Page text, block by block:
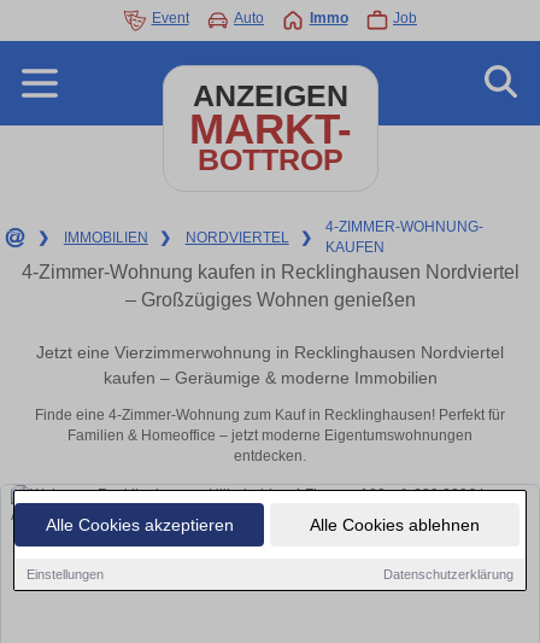
Alle Cookies akzeptieren Alle Cookies ablehnen
Einstellungen Datenschutzerklärung
Event Auto Immo Job
ANZEIGEN
MARKT-
BOTTROP
❯ IMMOBILIEN ❯ NORDVIERTEL ❯
4-ZIMMER-WOHNUNG-
KAUFEN
4-Zimmer-Wohnung kaufen in Recklinghausen Nordviertel
– Großzügiges Wohnen genießen
Jetzt eine Vierzimmerwohnung in Recklinghausen Nordviertel
kaufen – Geräumige & moderne Immobilien
Finde eine 4-Zimmer-Wohnung zum Kauf in Recklinghausen! Perfekt für
Familien & Homeoffice – jetzt moderne Eigentumswohnungen
entdecken.